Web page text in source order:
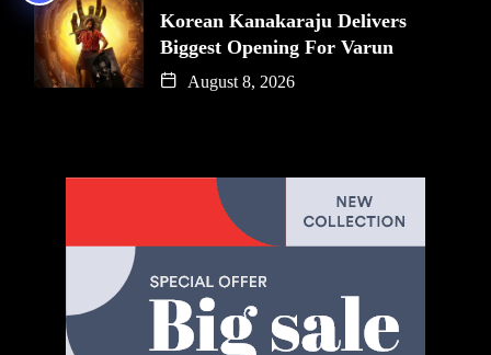
Korean Kanakaraju Delivers
Biggest Opening For Varun
August 8, 2026